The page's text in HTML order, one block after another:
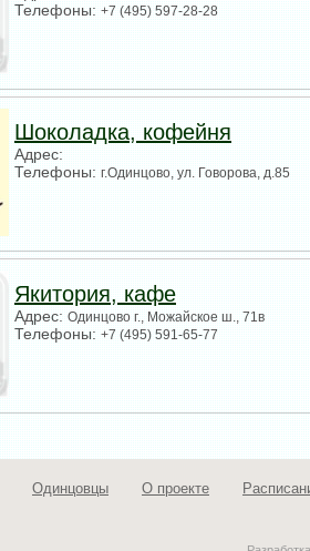
Телефоны:+7 (495) 597-28-28
Шоколадка, кофейня
Адрес:
Телефоны:г.Одинцово, ул. Говорова, д.85
Якитория, кафе
Адрес:Одинцово г., Можайское ш., 71в
Телефоны:+7 (495) 591-65-77
Одинцовцы О проекте